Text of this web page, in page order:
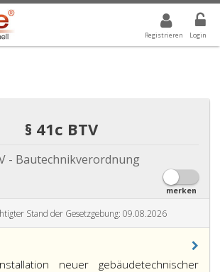
Registrieren Login
GEWÄHLTER WERT IST ALLE
§ 41c BTV
- Bautechnikverordnung
merken
Stand der Gesetzgebung: 09.08.2026
neuer gebäudetechnischer